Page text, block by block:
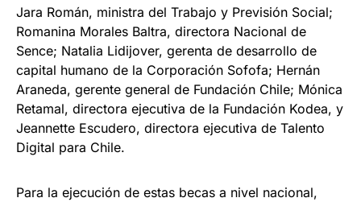
Jara Román, ministra del Trabajo y Previsión Social;
Romanina Morales Baltra, directora Nacional de
Sence; Natalia Lidijover, gerenta de desarrollo de
capital humano de la Corporación Sofofa; Hernán
Araneda, gerente general de Fundación Chile; Mónica
Retamal, directora ejecutiva de la Fundación Kodea, y
Jeannette Escudero, directora ejecutiva de Talento
Digital para Chile.
Para la ejecución de estas becas a nivel nacional,